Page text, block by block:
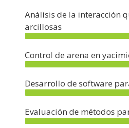
Análisis de la interacción
arcillosas
Control de arena en
Desarrollo de software
Evaluación de métodos